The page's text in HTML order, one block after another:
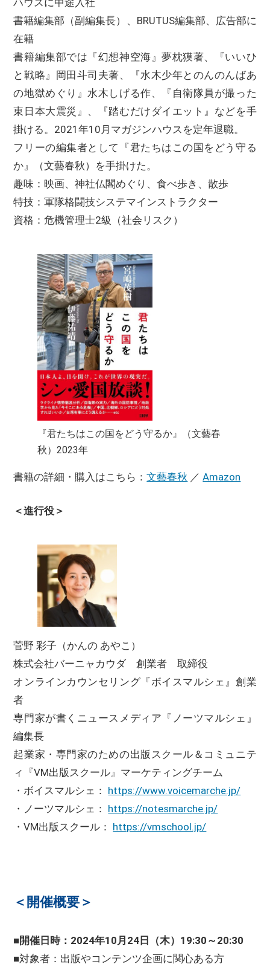
書籍編集部（副編集長）、BRUTUS編集部、広告部に
在籍
書籍編集部では『幻想神空海』夢枕獏著、『いいひ
と戦略』岡田斗司夫著、『水木少年とのんのんばあ
の地獄めぐり』水木しげる作、『自衛隊員が撮った
東日本大震災』、『踏むだけダイエット』などを手
掛ける。2021年10月マガジンハウスを定年退職。
フリーの編集者として『君たちはこの国をどう守る
か』（文藝春秋）を手掛けた。
趣味：映画、神社仏閣めぐり、食べ歩き、散歩
特技：軍隊格闘技システマインストラクター
資格：危機管理士2級（社会リスク）
『君たちはこの国をどう守るか』（文藝春
秋）2023年
書籍の詳細・購入はこちら：文藝春秋 ／Amazon
＜進行役＞
菅野 彩子（かんの あやこ）
株式会社バーニャカウダ 創業者 取締役
オンラインカウンセリング『ボイスマルシェ』創業
者
専門家が書くニュースメディア『ノーツマルシェ』
編集長
起業家・専門家のための出版スクール＆コミュニテ
ィ『VM出版スクール』マーケティングチーム
・ボイスマルシェ： https://www.voicemarche.jp/
・ノーツマルシェ： https://notesmarche.jp/
・VM出版スクール： https://vmschool.jp/
＜開催概要＞
■開催日時：2024年10月24日（木）19:30～20:30
■対象者：出版やコンテンツ企画に関心ある方